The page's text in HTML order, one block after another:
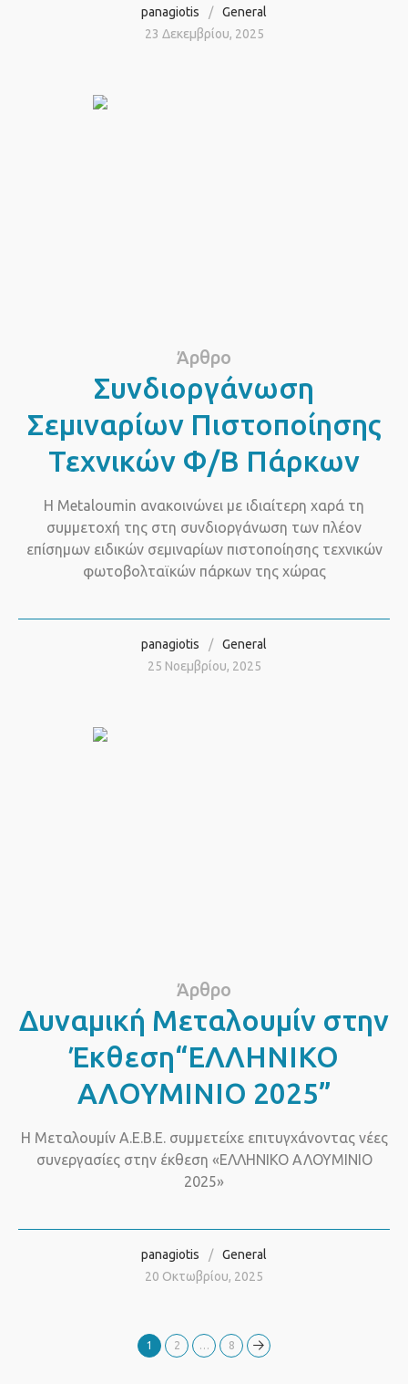
panagiotis
General
23 Δεκεμβρίου, 2025
Άρθρο
Συνδιοργάνωση
Σεμιναρίων Πιστοποίησης
Τεχνικών Φ/Β Πάρκων
Η Metaloumin ανακοινώνει με ιδιαίτερη χαρά τη
συμμετοχή της στη συνδιοργάνωση των πλέον
επίσημων ειδικών σεμιναρίων πιστοποίησης τεχνικών
φωτοβολταϊκών πάρκων της χώρας
panagiotis
General
25 Νοεμβρίου, 2025
Άρθρο
Δυναμική Μεταλουμίν στην
Έκθεση“ΕΛΛΗΝΙΚΟ
ΑΛΟΥΜΙΝΙΟ 2025”
Η Μεταλουμίν A.E.B.E. συμμετείχε επιτυγχάνοντας νέες
συνεργασίες στην έκθεση «ΕΛΛΗΝΙΚΟ ΑΛΟΥΜΙΝΙΟ
2025»
panagiotis
General
20 Οκτωβρίου, 2025
1 2 … 8